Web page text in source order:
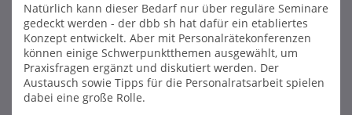
Natürlich kann dieser Bedarf nur über reguläre Seminare
gedeckt werden - der dbb sh hat dafür ein etabliertes
Konzept entwickelt. Aber mit Personalrätekonferenzen
können einige Schwerpunktthemen ausgewählt, um
Praxisfragen ergänzt und diskutiert werden. Der
Austausch sowie Tipps für die Personalratsarbeit spielen
dabei eine große Rolle.